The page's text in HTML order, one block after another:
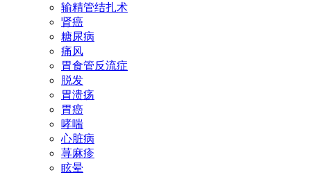
输精管结扎术
肾癌
糖尿病
痛风
胃食管反流症
脱发
胃溃疡
胃癌
哮喘
心脏病
荨麻疹
眩晕